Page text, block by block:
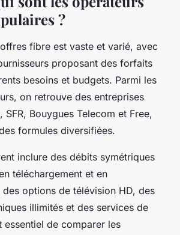
?
fibre est vaste et varié, avec
proposant des forfaits
besoins et budgets. Parmi les
on retrouve des entreprises
SFR, Bouygues Telecom et Free,
formules diversifiées.
inclure des débits symétriques
téléchargement et en
options de télévision HD, des
illimités et des services de
essentiel de comparer les